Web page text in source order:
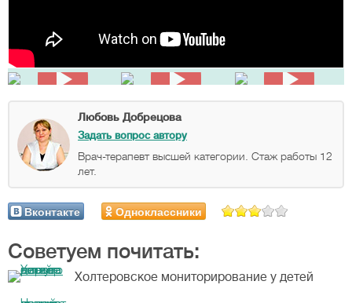
Любовь Добрецова
Задать вопрос автору
Врач-терапевт высшей категории. Стаж работы 12
лет.
Вконтакте Одноклассники
Советуем почитать:
Холтеровское мониторирование у детей